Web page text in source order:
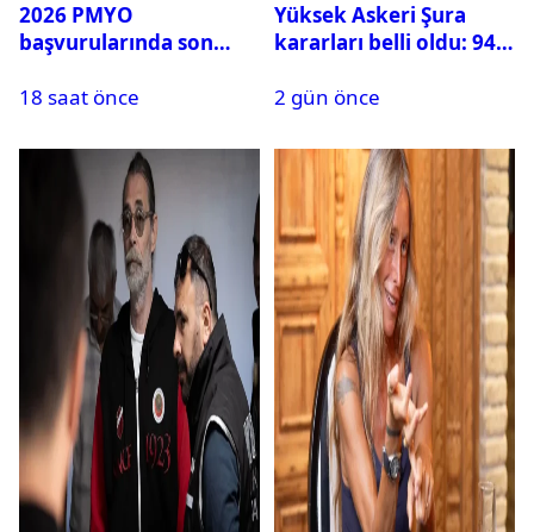
2026 PMYO
başvurularında son
18 saat önce
Yüksek Askeri Şura
kararları belli oldu: 94
2 gün önce